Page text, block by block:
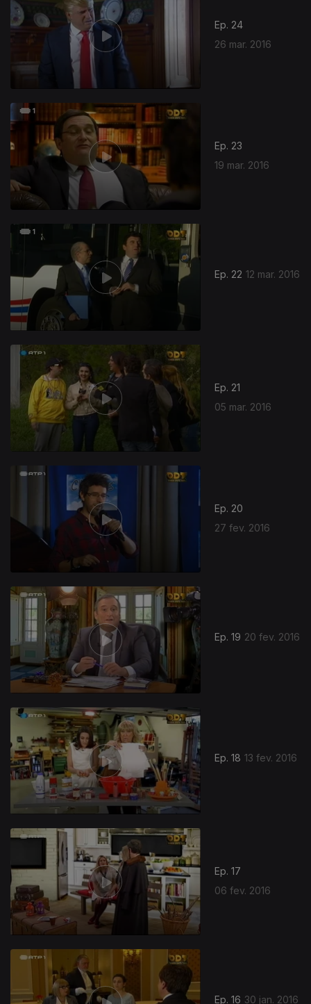
Ep. 24
26 mar. 2016
Ep. 23
19 mar. 2016
Ep. 22 12 mar. 2016
Ep. 21
05 mar. 2016
Ep. 20
27 fev. 2016
Ep. 19 20 fev. 2016
225324
Ep. 18 13 fev. 2016
Ep. 17
06 fev. 2016
Ep. 16 30 jan. 2016